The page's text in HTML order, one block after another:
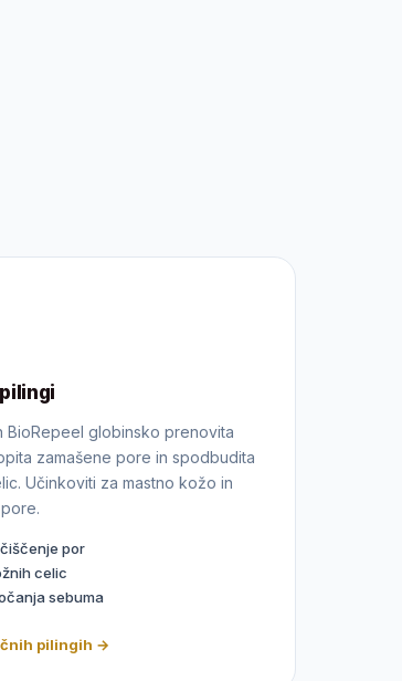
BioRepeel globinsko prenovita
zamašene pore in spodbudita
Učinkoviti za mastno kožo in
por
celic
sebuma
pilingih →